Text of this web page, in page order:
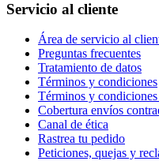
Servicio al cliente
Área de servicio al
Preguntas frecuentes
Tratamiento de datos
Términos y condiciones
Términos y
Cobertura envíos
Canal de ética
Rastrea tu pedido
Peticiones, quejas y